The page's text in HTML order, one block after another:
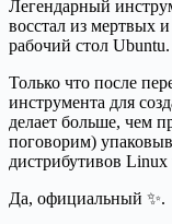
Легендарный
восстал из мертвых
рабочий стол Ubuntu.
Только что после
инструмента для
делает больше, чем
поговорим)
дистрибутивов
Да, официальный ✨.